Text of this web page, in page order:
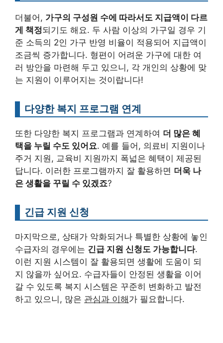
더불어, 가구의 구성원 수에 따라서도 지급액이 다르
게 책정되기도 해요. 두 사람 이상의 가구일 경우 기
준 소득의 2인 가구 반영 비율이 적용되어 지급액이
조금씩 증가합니다. 형편이 어려운 가구에 대한 여
러 방안을 마련해 두고 있으니, 각 개인의 상황에 맞
는 지원이 이루어지는 것이랍니다!
다양한 복지 프로그램 연계
또한 다양한 복지 프로그램과 연계하여 더 많은 혜
택을 누릴 수도 있어요. 예를 들어, 의료비 지원이나
주거 지원, 교육비 지원까지 폭넓은 혜택이 제공된
답니다. 이러한 프로그램까지 잘 활용하면 더욱 나
은 생활을 꾸릴 수 있겠죠?
긴급 지원 신청
마지막으로, 상태가 악화되거나 특별한 상황에 놓인
수급자의 경우에는 긴급 지원 신청도 가능합니다.
이런 지원 시스템이 잘 활용되면 생활에 도움이 되
지 않을까 싶어요. 수급자들이 안정된 생활을 이어
갈 수 있도록 복지 시스템은 꾸준히 변화하고 발전
하고 있으니, 많은 관심과 이해가 필요합니다.